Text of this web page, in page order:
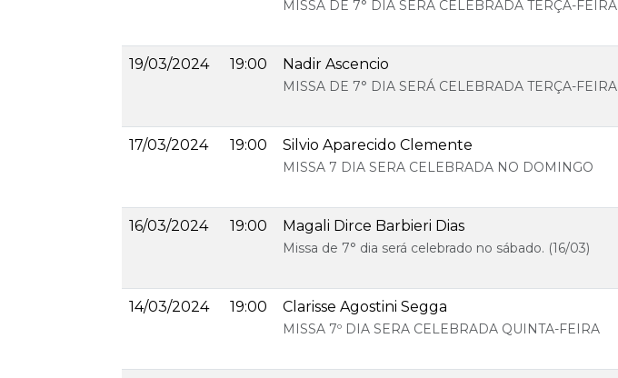
MISSA DE 7° DIA SERÁ CELEBRADA TERÇA-FEIRA
19/03/2024 19:00 Nadir Ascencio
MISSA DE 7° DIA SERÁ CELEBRADA TERÇA-FEIRA
17/03/2024 19:00 Silvio Aparecido Clemente
MISSA 7 DIA SERA CELEBRADA NO DOMINGO
16/03/2024 19:00 Magali Dirce Barbieri Dias
Missa de 7° dia será celebrado no sábado. (16/03)
14/03/2024 19:00 Clarisse Agostini Segga
MISSA 7º DIA SERA CELEBRADA QUINTA-FEIRA